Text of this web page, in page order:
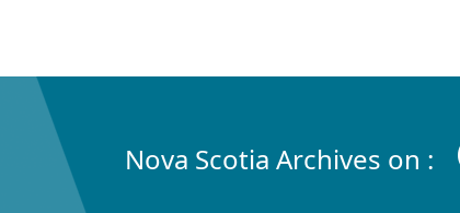
Nova Scotia Archives on :